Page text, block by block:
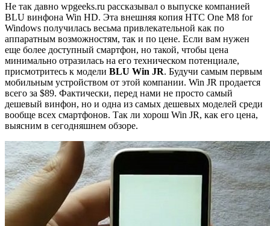
Не так давно wpgeeks.ru рассказывал о выпуске компанией
BLU винфона Win HD. Эта внешняя копия HTC One M8 for
Windows получилась весьма привлекательной как по
аппаратным возможностям, так и по цене. Если вам нужен
еще более доступный смартфон, но такой, чтобы цена
минимально отразилась на его техническом потенциале,
присмотритесь к модели BLU Win JR. Будучи самым первым
мобильным устройством от этой компании. Win JR продается
всего за $89. Фактически, перед нами не просто самый
дешевый винфон, но и одна из самых дешевых моделей среди
вообще всех смартфонов. Так ли хорош Win JR, как его цена,
выясним в сегодняшнем обзоре.